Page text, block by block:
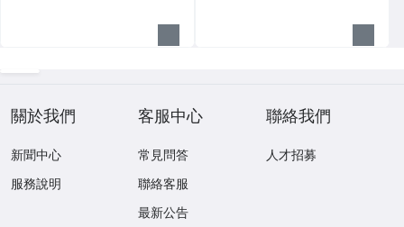
關於我們
新聞中心
服務說明
客服中心
常見問答
聯絡客服
最新公告
聯絡我們
人才招募